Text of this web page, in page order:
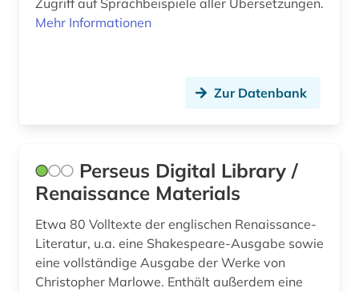
elektrotechnik (3)
england (4)
englisch (299)
Zugriff auf Sprachbeispiele aller Übersetzungen.
Mehr Informationen
Zur Datenbank
Perseus Digital Library /
Renaissance Materials
Etwa 80 Volltexte der englischen Renaissance-
Literatur, u.a. eine Shakespeare-Ausgabe sowie
eine vollständige Ausgabe der Werke von
Christopher Marlowe. Enthält außerdem eine